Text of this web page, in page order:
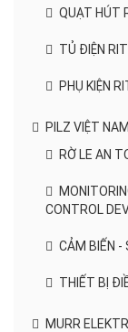
QUẠT HÚT
TỦ ĐIỆN
PHỤ KIỆN
PILZ VIỆT NAM
RỜ LE AN
CONTROL
CẢM BIẾN -
THIẾT BỊ
MURR